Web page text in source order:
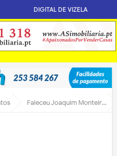
DIGITAL DE VIZELA
Faleceu Joaquim Monteiro